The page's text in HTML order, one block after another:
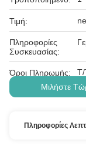
Τιμή:
Πληροφορίες
Συσκευασίας:
Όροι Πληρωμής:
T/
Μιλήστε
Πληροφορίες